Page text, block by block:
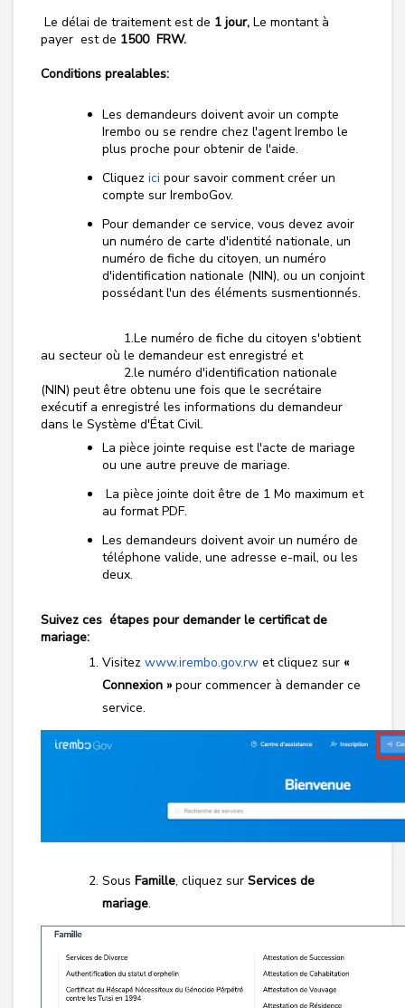
Le délai de traitement est de 1 jour, Le montant à
payer est de 1500 FRW.
Conditions prealables:
Les demandeurs doivent avoir un compte
Irembo ou se rendre chez l'agent Irembo le
plus proche pour obtenir de l'aide.
Cliquez ici pour savoir comment créer un
compte sur IremboGov.
Pour demander ce service, vous devez avoir
un numéro de carte d'identité nationale, un
numéro de fiche du citoyen, un numéro
d'identification nationale (NIN), ou un conjoint
possédant l'un des éléments susmentionnés.
1.Le numéro de fiche du citoyen s'obtient
au secteur où le demandeur est enregistré et
2.le numéro d'identification nationale
(NIN) peut être obtenu une fois que le secrétaire
exécutif a enregistré les informations du demandeur
dans le Système d'État Civil.
La pièce jointe requise est l'acte de mariage
ou une autre preuve de mariage.
La pièce jointe doit être de 1 Mo maximum et
au format PDF.
Les demandeurs doivent avoir un numéro de
téléphone valide, une adresse e-mail, ou les
deux.
Suivez ces étapes pour demander le certificat de
mariage:
Visitez www.irembo.gov.rw et cliquez sur «
Connexion » pour commencer à demander ce
service.
Sous Famille, cliquez sur Services de
mariage.